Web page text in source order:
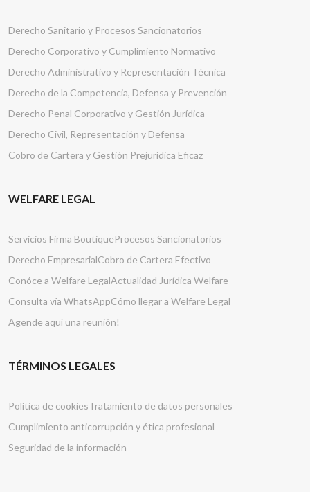
Derecho Sanitario y Procesos Sancionatorios
Derecho Corporativo y Cumplimiento Normativo
Derecho Administrativo y Representación Técnica
Derecho de la Competencia, Defensa y Prevención
Derecho Penal Corporativo y Gestión Jurídica
Derecho Civil, Representación y Defensa
Cobro de Cartera y Gestión Prejurídica Eficaz
WELFARE LEGAL
Servicios Firma BoutiqueProcesos Sancionatorios
Derecho EmpresarialCobro de Cartera Efectivo
Conóce a Welfare LegalActualidad Jurídica Welfare
Consulta vía WhatsAppCómo llegar a Welfare Legal
Agende aquí una reunión!
TÉRMINOS LEGALES
Política de cookiesTratamiento de datos personales
Cumplimiento anticorrupción y ética profesional
Seguridad de la información